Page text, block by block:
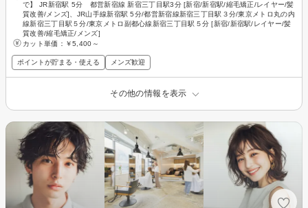
で】 JR新宿駅 5分 都営新宿線 新宿三丁目駅3分 [新宿/新宿駅/縮毛矯正/レイヤー/髪
質改善/メンズ]、JR山手線新宿駅 5分/都営新宿線新宿三丁目駅３分/東京メトロ丸の内
線新宿三丁目駅５分/東京メトロ副都心線新宿三丁目駅５分 [新宿/新宿駅/レイヤー/髪
質改善/縮毛矯正/メンズ]
カット単価： ￥5,400～
ポイントが貯まる・使える メンズ歓迎
その他の情報を表示